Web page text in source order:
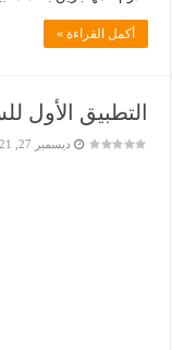
أكمل القراءة »
التطبيق الأول
ديسمبر 27, 2021